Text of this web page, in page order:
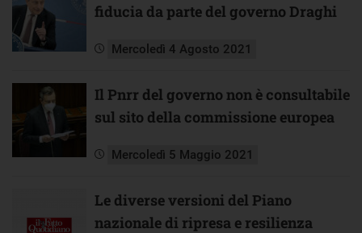
fiducia da parte del governo Draghi
Mercoledì 4 Agosto 2021
Il Pnrr del governo non è consultabile
sul sito della commissione europea
Mercoledì 5 Maggio 2021
Le diverse versioni del Piano
nazionale di ripresa e resilienza